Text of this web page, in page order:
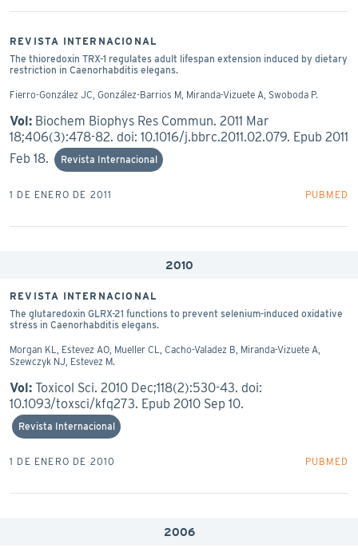
REVISTA INTERNACIONAL
The thioredoxin TRX-1 regulates adult lifespan extension induced by dietary
restriction in Caenorhabditis elegans.
Fierro-González JC, González-Barrios M, Miranda-Vizuete A, Swoboda P.
Vol: Biochem Biophys Res Commun. 2011 Mar
18;406(3):478-82. doi: 10.1016/j.bbrc.2011.02.079. Epub 2011
Feb 18.
Revista Internacional
1 DE ENERO DE 2011 PUBMED
2010
REVISTA INTERNACIONAL
The glutaredoxin GLRX-21 functions to prevent selenium-induced oxidative
stress in Caenorhabditis elegans.
Morgan KL, Estevez AO, Mueller CL, Cacho-Valadez B, Miranda-Vizuete A,
Szewczyk NJ, Estevez M.
Vol: Toxicol Sci. 2010 Dec;118(2):530-43. doi:
10.1093/toxsci/kfq273. Epub 2010 Sep 10.
Revista Internacional
1 DE ENERO DE 2010 PUBMED
2006